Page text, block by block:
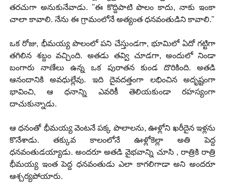
తరచుగా అనుకునేవాడు. "ఈ కొద్దిపాటి పొలం కాదు, నాకు ఇంకా
చాలా కావాలి. నేను ఈ గ్రామంలోనే అత్యంత ధనవంతుడిని కావాలి."
ఒక రోజు, భీమయ్య పొలంలో పని చేస్తుండగా, భూమిలో ఏదో గట్టిగా
తగిలిన శబ్దం వచ్చింది. అతడు తవ్వి చూడగా, అందులో నిండా
బంగారు నాణేలు ఉన్న ఒక పురాతన కుండ దొరికింది. అతడి
ఆనందానికి అవధుల్లేవు. ఇది దైవదత్తంగా లభించిన అదృష్టంగా
భావించి, ఆ ధనాన్ని ఎవరికీ తెలియకుండా రహస్యంగా
దాచుకున్నాడు.
ఆ ధనంతో భీమయ్య వెంటనే పక్క పొలాలను, ఊళ్లోని ఖరీదైన ఇళ్లను
కొనేశాడు. తక్కువ కాలంలోనే ఊళ్లోకెల్లా అతి పెద్ద
ధనవంతుడయ్యాడు. అందరూ అతడి వైభవాన్ని చూసి , రాత్రికి రాత్రి
భీమయ్య ఇంత పెద్ద ధనవంతుడు ఎలా కాగలిగాడా అని అందరూ
ఆశ్చర్యపోయారు.